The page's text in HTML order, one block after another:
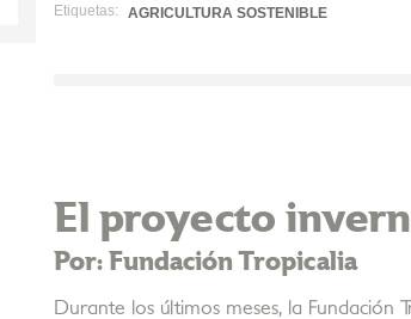
Etiquetas:
AGRICULTURA SOSTENIBLE
El proyecto
Por: Fundación Tropicalia
Durante los últimos meses, la Fundación